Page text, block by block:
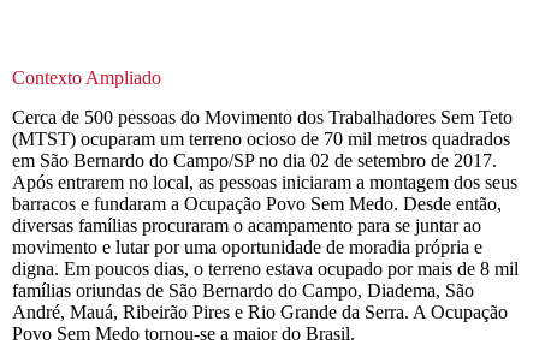
Contexto Ampliado
Cerca de 500 pessoas do Movimento dos Trabalhadores Sem Teto
(MTST) ocuparam um terreno ocioso de 70 mil metros quadrados
em São Bernardo do Campo/SP no dia 02 de setembro de 2017.
Após entrarem no local, as pessoas iniciaram a montagem dos seus
barracos e fundaram a Ocupação Povo Sem Medo. Desde então,
diversas famílias procuraram o acampamento para se juntar ao
movimento e lutar por uma oportunidade de moradia própria e
digna. Em poucos dias, o terreno estava ocupado por mais de 8 mil
famílias oriundas de São Bernardo do Campo, Diadema, São
André, Mauá, Ribeirão Pires e Rio Grande da Serra. A Ocupação
Povo Sem Medo tornou-se a maior do Brasil.